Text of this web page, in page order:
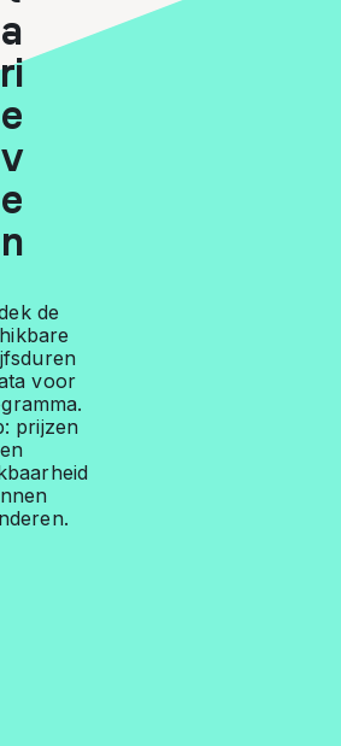
a
ri
e
v
e
n
de
voor
prijzen
en